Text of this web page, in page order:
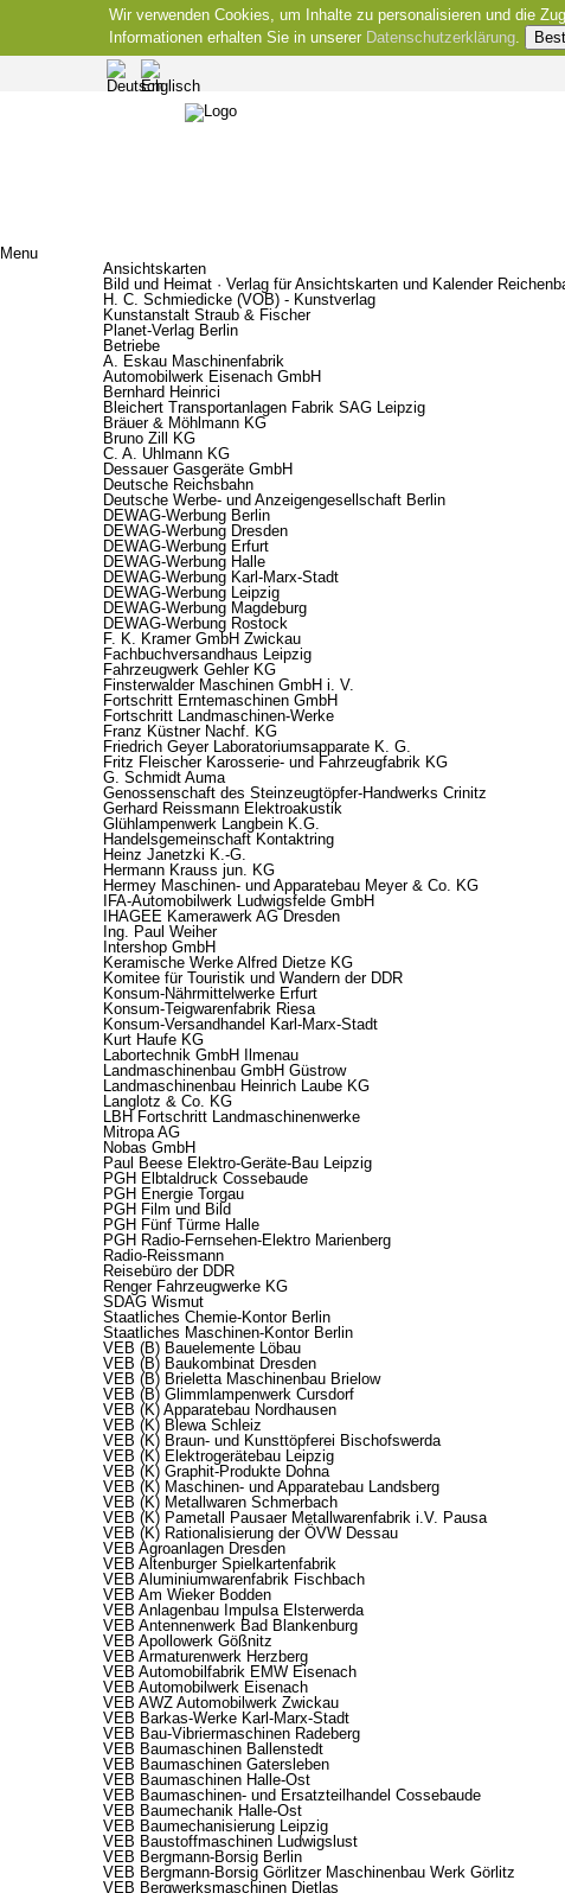
Wir verwenden Cookies, um Inhalte zu personalisieren und die
Informationen erhalten Sie in unserer Datenschutzerklärung.
Menu
Ansichtskarten
Bild und Heimat · Verlag für Ansichtskarten und Kalender
H. C. Schmiedicke (VOB) - Kunstverlag
Kunstanstalt Straub & Fischer
Planet-Verlag Berlin
Betriebe
A. Eskau Maschinenfabrik
Automobilwerk Eisenach GmbH
Bernhard Heinrici
Bleichert Transportanlagen Fabrik SAG Leipzig
Bräuer & Möhlmann KG
Bruno Zill KG
C. A. Uhlmann KG
Dessauer Gasgeräte GmbH
Deutsche Reichsbahn
Deutsche Werbe- und Anzeigengesellschaft Berlin
DEWAG-Werbung Berlin
DEWAG-Werbung Dresden
DEWAG-Werbung Erfurt
DEWAG-Werbung Halle
DEWAG-Werbung Karl-Marx-Stadt
DEWAG-Werbung Leipzig
DEWAG-Werbung Magdeburg
DEWAG-Werbung Rostock
F. K. Kramer GmbH Zwickau
Fachbuchversandhaus Leipzig
Fahrzeugwerk Gehler KG
Finsterwalder Maschinen GmbH i. V.
Fortschritt Erntemaschinen GmbH
Fortschritt Landmaschinen-Werke
Franz Küstner Nachf. KG
Friedrich Geyer Laboratoriumsapparate K. G.
Fritz Fleischer Karosserie- und Fahrzeugfabrik KG
G. Schmidt Auma
Genossenschaft des Steinzeugtöpfer-Handwerks Crinitz
Gerhard Reissmann Elektroakustik
Glühlampenwerk Langbein K.G.
Handelsgemeinschaft Kontaktring
Heinz Janetzki K.-G.
Hermann Krauss jun. KG
Hermey Maschinen- und Apparatebau Meyer & Co. KG
IFA-Automobilwerk Ludwigsfelde GmbH
IHAGEE Kamerawerk AG Dresden
Ing. Paul Weiher
Intershop GmbH
Keramische Werke Alfred Dietze KG
Komitee für Touristik und Wandern der DDR
Konsum-Nährmittelwerke Erfurt
Konsum-Teigwarenfabrik Riesa
Konsum-Versandhandel Karl-Marx-Stadt
Kurt Haufe KG
Labortechnik GmbH Ilmenau
Landmaschinenbau GmbH Güstrow
Landmaschinenbau Heinrich Laube KG
Langlotz & Co. KG
LBH Fortschritt Landmaschinenwerke
Mitropa AG
Nobas GmbH
Paul Beese Elektro-Geräte-Bau Leipzig
PGH Elbtaldruck Cossebaude
PGH Energie Torgau
PGH Film und Bild
PGH Fünf Türme Halle
PGH Radio-Fernsehen-Elektro Marienberg
Radio-Reissmann
Reisebüro der DDR
Renger Fahrzeugwerke KG
SDAG Wismut
Staatliches Chemie-Kontor Berlin
Staatliches Maschinen-Kontor Berlin
VEB (B) Bauelemente Löbau
VEB (B) Baukombinat Dresden
VEB (B) Brieletta Maschinenbau Brielow
VEB (B) Glimmlampenwerk Cursdorf
VEB (K) Apparatebau Nordhausen
VEB (K) Blewa Schleiz
VEB (K) Braun- und Kunsttöpferei Bischofswerda
VEB (K) Elektrogerätebau Leipzig
VEB (K) Graphit-Produkte Dohna
VEB (K) Maschinen- und Apparatebau Landsberg
VEB (K) Metallwaren Schmerbach
VEB (K) Pametall Pausaer Metallwarenfabrik i.V. Pausa
VEB (K) Rationalisierung der ÖVW Dessau
VEB Agroanlagen Dresden
VEB Altenburger Spielkartenfabrik
VEB Aluminiumwarenfabrik Fischbach
VEB Am Wieker Bodden
VEB Anlagenbau Impulsa Elsterwerda
VEB Antennenwerk Bad Blankenburg
VEB Apollowerk Gößnitz
VEB Armaturenwerk Herzberg
VEB Automobilfabrik EMW Eisenach
VEB Automobilwerk Eisenach
VEB AWZ Automobilwerk Zwickau
VEB Barkas-Werke Karl-Marx-Stadt
VEB Bau-Vibriermaschinen Radeberg
VEB Baumaschinen Ballenstedt
VEB Baumaschinen Gatersleben
VEB Baumaschinen Halle-Ost
VEB Baumaschinen- und Ersatzteilhandel Cossebaude
VEB Baumechanik Halle-Ost
VEB Baumechanisierung Leipzig
VEB Baustoffmaschinen Ludwigslust
VEB Bergmann-Borsig Berlin
VEB Bergmann-Borsig Görlitzer Maschinenbau Werk Görlitz
VEB Bergwerksmaschinen Dietlas